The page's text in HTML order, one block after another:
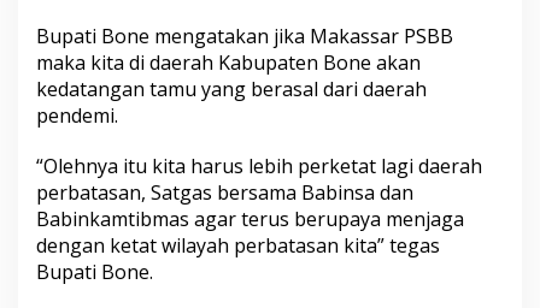
Bupati Bone mengatakan jika Makassar PSBB
maka kita di daerah Kabupaten Bone akan
kedatangan tamu yang berasal dari daerah
pendemi.
“Olehnya itu kita harus lebih perketat lagi daerah
perbatasan, Satgas bersama Babinsa dan
Babinkamtibmas agar terus berupaya menjaga
dengan ketat wilayah perbatasan kita” tegas
Bupati Bone.